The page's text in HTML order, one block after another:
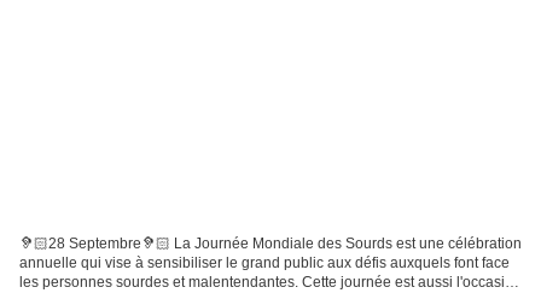
🦻🏻28 Septembre🦻🏻 La Journée Mondiale des Sourds est une célébration
annuelle qui vise à sensibiliser le grand public aux défis auxquels font face
les personnes sourdes et malentendantes. Cette journée est aussi l'occasion